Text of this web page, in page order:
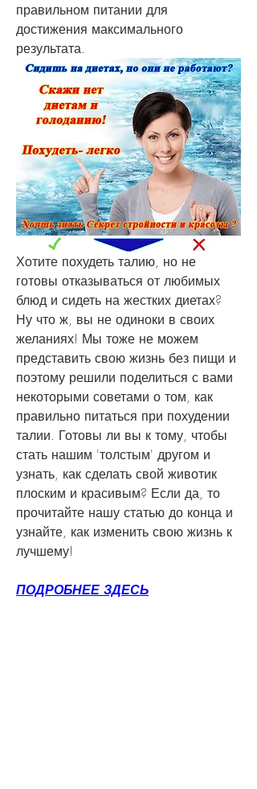
правильном питании для
достижения максимального
результата.
Хотите похудеть талию, но не
готовы отказываться от любимых
блюд и сидеть на жестких диетах?
Ну что ж, вы не одиноки в своих
желаниях! Мы тоже не можем
представить свою жизнь без пищи и
поэтому решили поделиться с вами
некоторыми советами о том, как
правильно питаться при похудении
талии. Готовы ли вы к тому, чтобы
стать нашим 'толстым' другом и
узнать, как сделать свой животик
плоским и красивым? Если да, то
прочитайте нашу статью до конца и
узнайте, как изменить свою жизнь к
лучшему!
ПОДРОБНЕЕ ЗДЕСЬ